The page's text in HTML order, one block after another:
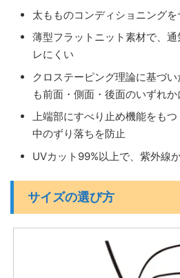
太もものコンディショニングを
薄型フラットニット素材で、
レにくい
クロステーピング理論に基づ
も前面・側面・後面のいずれ
上端部にすべり止め機能をも
中のずり落ちを防止
UVカット99%以上で、紫外線
サイズの選び方